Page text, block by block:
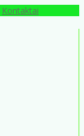
Kontaktai